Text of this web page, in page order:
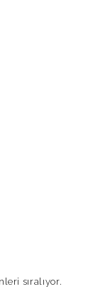
sıralıyor.